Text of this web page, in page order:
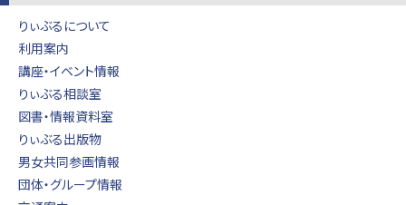
りぃぶるについて
利用案内
講座・イベント情報
りぃぶる相談室
図書・情報資料室
りぃぶる出版物
男女共同参画情報
団体・グループ情報